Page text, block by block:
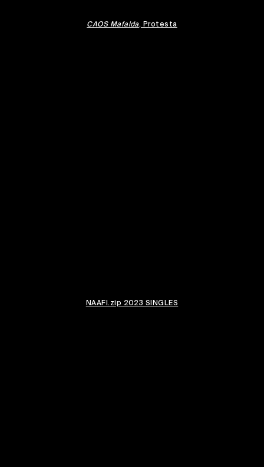
CAOS Mafalda, Protesta
NAAFI.zip 2023 SINGLES